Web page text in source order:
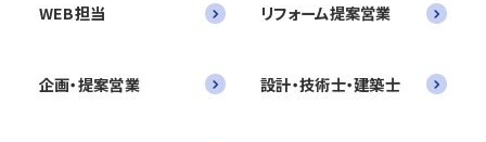
WEB担当 リフォーム提案営業
企画・提案営業 設計・技術士・建築士